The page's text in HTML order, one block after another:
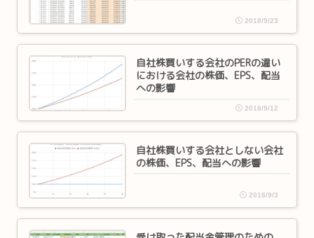
2018/9/23
自社株買いする会社のPERの違い
における会社の株価、EPS、配当
への影響
2018/9/12
自社株買いする会社としない会社
の株価、EPS、配当への影響
2018/9/3